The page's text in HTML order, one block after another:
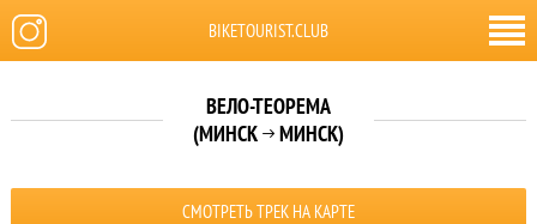
BIKETOURIST.CLUB
ВЕЛО-ТЕОРЕМА
(МИНСК МИНСК)
СМОТРЕТЬ ТРЕК НА КАРТЕ